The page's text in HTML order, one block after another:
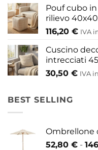
Pouf cubo
rilievo
116,20 € IVA
Cuscino
intrecciati
30,50 € IVA
BEST SELLING
Ombrellone
52,80 € -